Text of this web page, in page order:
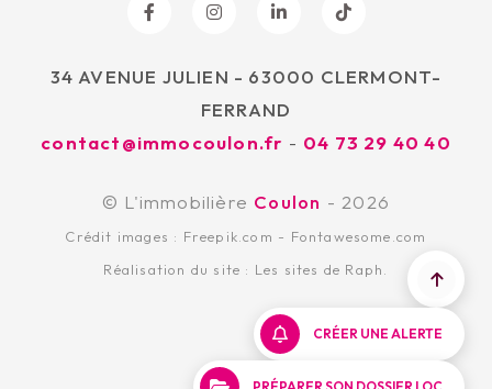
CRÉER UNE ALERTE
34 AVENUE JULIEN - 63000 CLERMONT-
FERRAND
contact@immocoulon.fr - 04 73 29 40 40
© L'immobilière Coulon - 2026
Crédit images : Freepik.com - Fontawesome.com
Réalisation du site : Les sites de Raph.